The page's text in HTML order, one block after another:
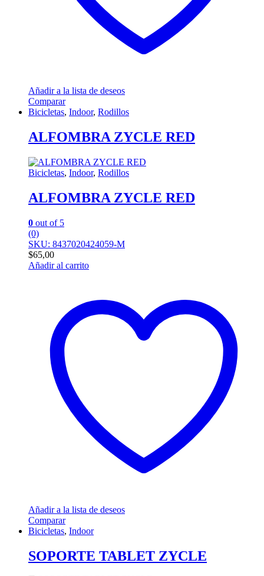
Añadir a la lista de deseos
Comparar
Bicicletas, Indoor, Rodillos
ALFOMBRA ZYCLE RED
Bicicletas, Indoor, Rodillos
ALFOMBRA ZYCLE RED
0 out of 5
(0)
SKU: 8437020424059-M
$65,00
Añadir al carrito
Añadir a la lista de deseos
Comparar
Bicicletas, Indoor
SOPORTE TABLET ZYCLE